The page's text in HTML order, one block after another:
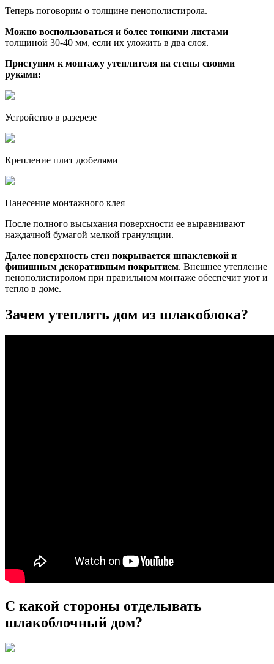
Теперь поговорим о толщине пенополистирола.
Можно воспользоваться и более тонкими листами
толщиной 30-40 мм, если их уложить в два слоя.
Приступим к монтажу утеплителя на стены своими
руками:
Устройство в разерезе
Крепление плит дюбелями
Нанесение монтажного клея
После полного высыхания поверхности ее выравнивают
наждачной бумагой мелкой грануляции.
Далее поверхность стен покрывается шпаклевкой и
финишным декоративным покрытием. Внешнее утепление
пенополистиролом при правильном монтаже обеспечит уют и
тепло в доме.
Зачем утеплять дом из шлакоблока?
С какой стороны отделывать
шлакоблочный дом?